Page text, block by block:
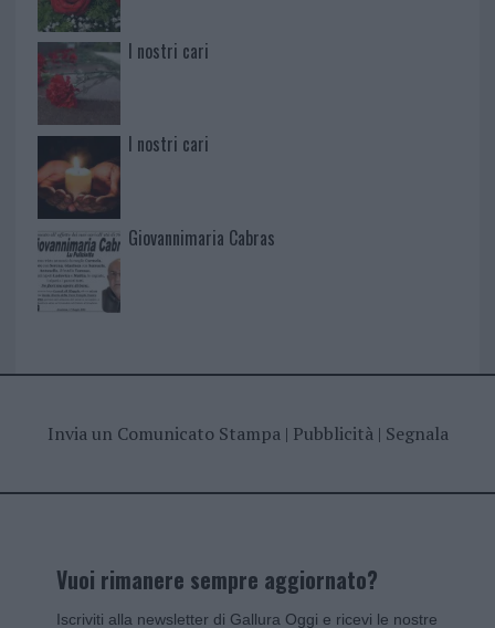
I nostri cari
I nostri cari
Giovannimaria Cabras
Invia un Comunicato Stampa| Pubblicità| Segnala
Vuoi rimanere sempre aggiornato?
Iscriviti alla newsletter di Gallura Oggi e ricevi le nostre